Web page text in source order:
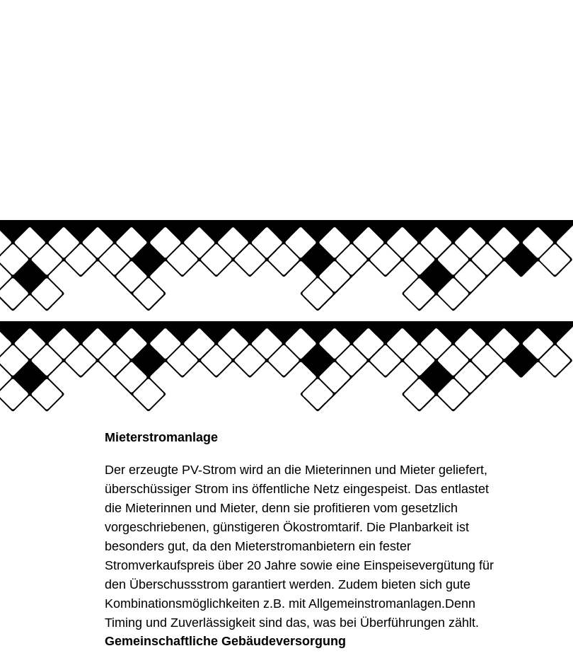
Mieterstromanlage
Der erzeugte PV-Strom wird an die Mieterinnen und Mieter geliefert,
überschüssiger Strom ins öffentliche Netz eingespeist. Das entlastet
die Mieterinnen und Mieter, denn sie profitieren vom gesetzlich
vorgeschriebenen, günstigeren Ökostromtarif. Die Planbarkeit ist
besonders gut, da den Mieterstromanbietern ein fester
Stromverkaufspreis über 20 Jahre sowie eine Einspeisevergütung für
den Überschussstrom garantiert werden. Zudem bieten sich gute
Kombinationsmöglichkeiten z.B. mit Allgemeinstromanlagen.Denn
Timing und Zuverlässigkeit sind das, was bei Überführungen zählt.
Gemeinschaftliche Gebäudeversorgung